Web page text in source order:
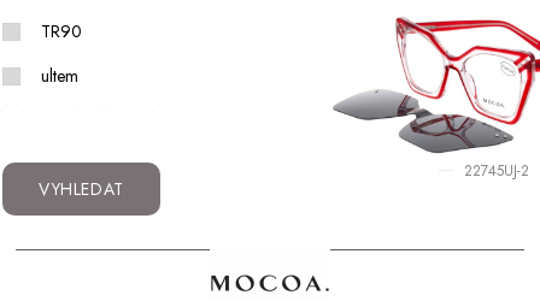
TR90
ultem
VYHLEDAT
22745UJ-2